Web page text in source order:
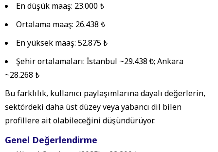
En düşük maaş: 23.000 ₺
Ortalama maaş: 26.438 ₺
En yüksek maaş: 52.875 ₺
Şehir ortalamaları: İstanbul ~29.438 ₺; Ankara
~28.268 ₺
Bu farklılık, kullanıcı paylaşımlarına dayalı değerlerin,
sektördeki daha üst düzey veya yabancı dil bilen
profillere ait olabileceğini düşündürüyor.
Genel Değerlendirme